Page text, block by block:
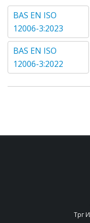
BAS EN ISO
12006-3:2023
BAS EN ISO
12006-3:2022
Трг